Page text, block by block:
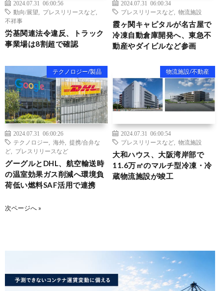
2024.07.31 06:00:56
動向/展望
プレスリリースなど
不祥事
労基関連法令違反、トラック
事業場は8割超で確認
2024.07.31 06:00:34
プレスリリースなど
物流施設
霞ヶ関キャピタルが名古屋で
冷凍自動倉庫開発へ、東急不
動産やダイビルなど参画
テクノロジー/製品
2024.07.31 06:00:26
テクノロジー
海外
提携/合弁な
ど
プレスリリースなど
グーグルとDHL、航空輸送時
の温室効果ガス削減へ環境負
荷低い燃料SAF活用で連携
物流施設/不動産
2024.07.31 06:00:54
プレスリリースなど
物流施設
大和ハウス、大阪湾岸部で
11.6万㎡のマルチ型冷凍・冷
蔵物流施設が竣工
次ページへ »